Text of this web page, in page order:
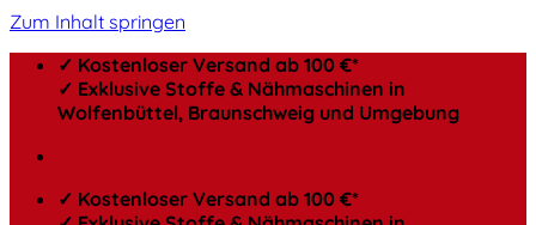
Zum Inhalt springen
✓ Kostenloser Versand ab 100 €*
✓ Exklusive Stoffe & Nähmaschinen in
Wolfenbüttel, Braunschweig und Umgebung
✓ Kostenloser Versand ab 100 €*